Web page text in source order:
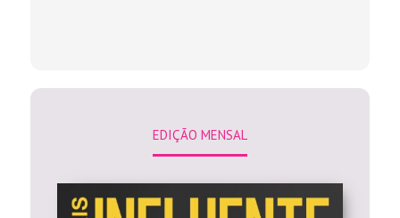
EDIÇÃO MENSAL